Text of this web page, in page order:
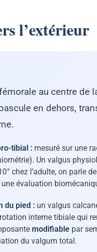
l’extérieur
au centre de
en dehors,
tibial :mesuré sur une
Un valgus
chez l’adulte, on parle
évaluation
du pied :un valgus
interne tibiale qui
modifiablepar
du valgum total.